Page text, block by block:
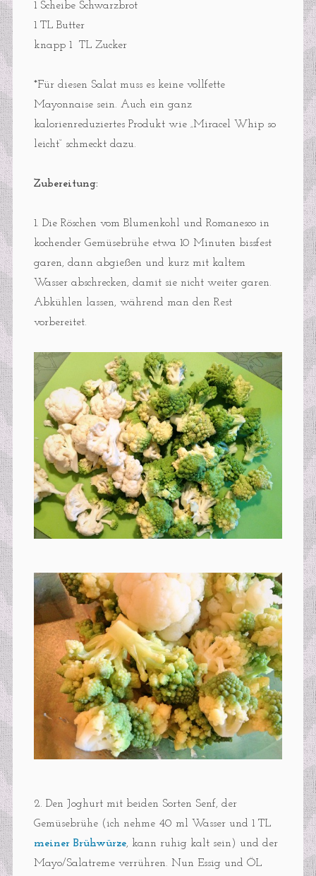
1 Scheibe Schwarzbrot
1 TL Butter
knapp 1 TL Zucker
*Für diesen Salat muss es keine vollfette
Mayonnaise sein. Auch ein ganz
kalorienreduziertes Produkt wie „Miracel Whip so
leicht“ schmeckt dazu.
Zubereitung:
1. Die Röschen vom Blumenkohl und Romanesco in
kochender Gemüsebrühe etwa 10 Minuten bissfest
garen, dann abgießen und kurz mit kaltem
Wasser abschrecken, damit sie nicht weiter garen.
Abkühlen lassen, während man den Rest
vorbereitet.
2. Den Joghurt mit beiden Sorten Senf, der
Gemüsebrühe (ich nehme 40 ml Wasser und 1 TL
meiner Brühwürze, kann ruhig kalt sein) und der
Mayo/Salatreme verrühren. Nun Essig und ÖL